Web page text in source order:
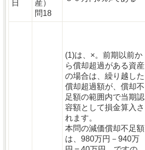
日
産）
問18
(1)は、×。前期以前か
ら償却超過がある資産
の場合は、繰り越した
償却超過額が、償却不
足額の範囲内で当期認
容額として損金算入さ
れます。
本問の減価償却不足額
は、980万円－940万